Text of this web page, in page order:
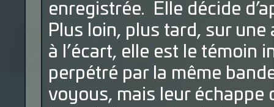
enregistrée. Elle décide
Plus loin, plus tard, sur
à l’écart, elle est le témoin
perpétré par la même
voyous, mais leur échappe